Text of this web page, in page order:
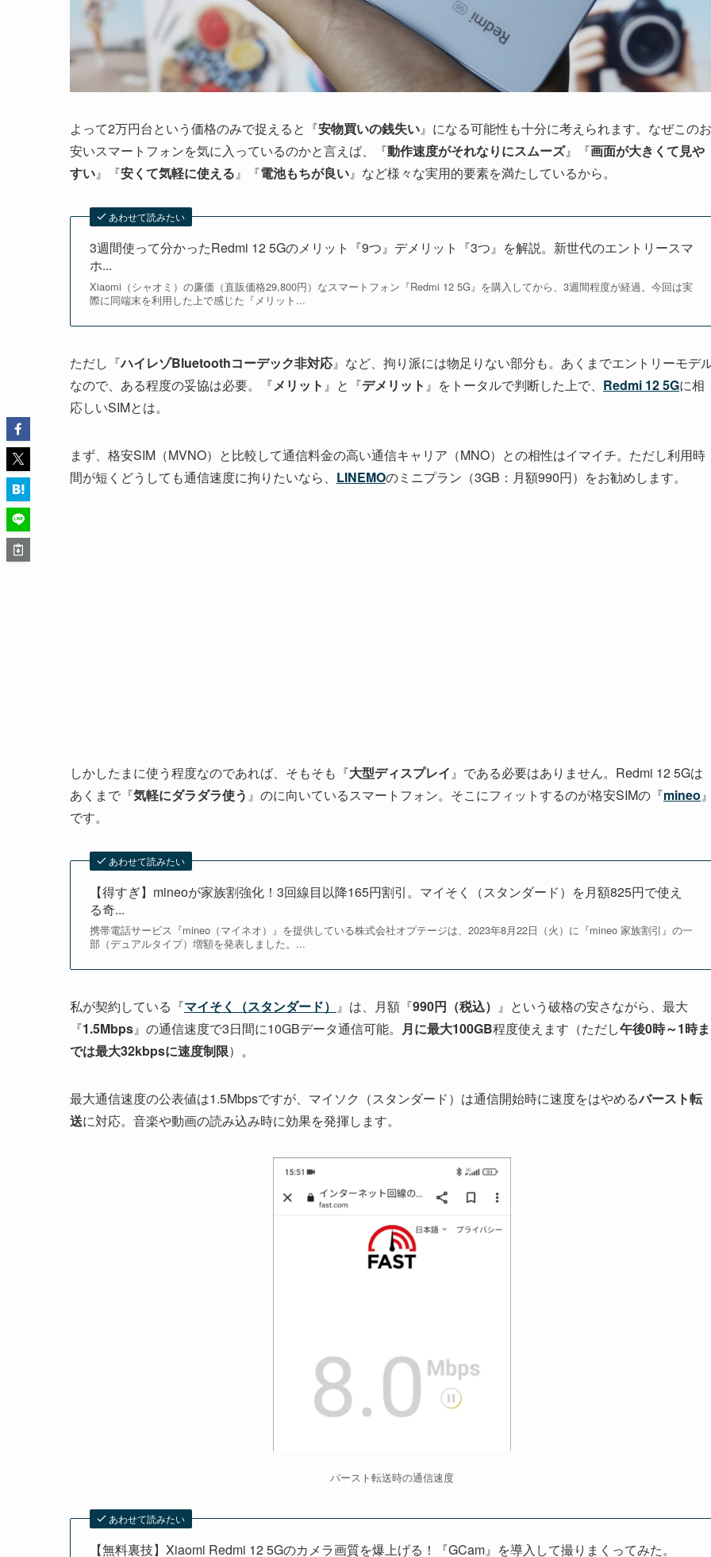
よって2万円台という価格のみで捉えると『安物買いの銭失い』になる可能性も十分に考えられます。なぜこのお
安いスマートフォンを気に入っているのかと言えば、『動作速度がそれなりにスムーズ』『画面が大きくて見や
すい』『安くて気軽に使える』『電池もちが良い』など様々な実用的要素を満たしているから。
あわせて読みたい
3週間使って分かったRedmi 12 5Gのメリット『9つ』デメリット『3つ』を解説。新世代のエントリースマ
ホ...
Xiaomi（シャオミ）の廉価（直販価格29,800円）なスマートフォン『Redmi 12 5G』を購入してから、3週間程度が経過。今回は実
際に同端末を利用した上で感じた『メリット...
ただし『ハイレゾBluetoothコーデック非対応』など、拘り派には物足りない部分も。あくまでエントリーモデ
なので、ある程度の妥協は必要。『メリット 』と『デメリット 』をトータルで判断した上で、 Redmi 12 5Gに相
応しいSIMとは。
まず、格安SIM（MVNO）と比較して通信料金の高い通信キャリア（MNO）との相性はイマイチ。ただし利用時
間が短くどうしても通信速度に拘りたいなら、 LINEMOのミニプラン（3GB：月額990円）をお勧めします。
しかしたまに使う程度なのであれば、そもそも『大型ディスプレイ 』である必要はありません。Redmi 12 5Gは
あくまで『気軽にダラダラ使う 』のに向いているスマートフォン。そこにフィットするのが格安SIMの『mineo
です。
あわせて読みたい
【得すぎ】mineoが家族割強化！3回線目以降165円割引。マイそく（スタンダード）を月額825円で使え
る奇...
携帯電話サービス『mineo（マイネオ）』を提供している株式会社オプテージは、2023年8月22日（火）に『mineo 家族割引』の一
部（デュアルタイプ）増額を発表しました。...
私が契約している『マイそく（スタンダード） 』は、月額『990円（税込） 』という破格の安さながら、最大
『1.5Mbps』の通信速度で3日間に10GBデータ通信可能。 月に最大100GB程度使えます（ただし午後0時～1時ま
では最大32kbpsに速度制限）。
最大通信速度の公表値は1.5Mbpsですが、マイソク（スタンダード）は通信開始時に速度をはやめるバースト転
送に対応。音楽や動画の読み込み時に効果を発揮します。
バースト転送時の通信速度
あわせて読みたい
【無料裏技】Xiaomi Redmi 12 5Gのカメラ画質を爆上げる！『GCam』を導入して撮りまくってみた。